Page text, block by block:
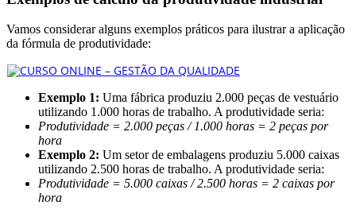
Vamos considerar alguns exemplos práticos para ilustrar a aplicação
da fórmula de produtividade:
Exemplo 1: Uma fábrica produziu 2.000 peças de vestuário
utilizando 1.000 horas de trabalho. A produtividade seria:
Produtividade = 2.000 peças / 1.000 horas = 2 peças por
hora
Exemplo 2: Um setor de embalagens produziu 5.000 caixas
utilizando 2.500 horas de trabalho. A produtividade seria:
Produtividade = 5.000 caixas / 2.500 horas = 2 caixas por
hora